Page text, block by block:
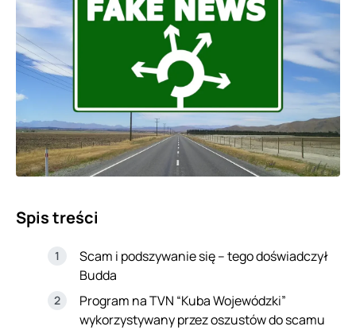
Spis treści
Scam i podszywanie się – tego doświadczył
Budda
Program na TVN “Kuba Wojewódzki”
wykorzystywany przez oszustów do scamu